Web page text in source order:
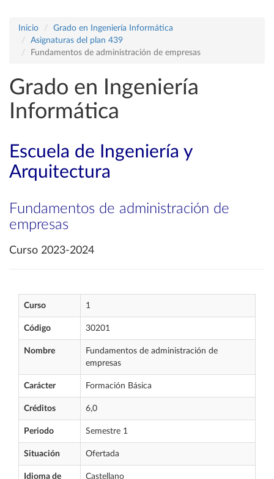
Inicio
Grado en Ingeniería Informática
Asignaturas del plan 439
Fundamentos de administración de empresas
Grado en Ingeniería
Informática
Escuela de Ingeniería y
Arquitectura
Fundamentos de administración de
empresas
Curso 2023-2024
Curso 1
Código 30201
Nombre
Fundamentos de administración de
empresas
Carácter Formación Básica
Créditos 6,0
Periodo Semestre 1
Situación Ofertada
Idioma de
Castellano